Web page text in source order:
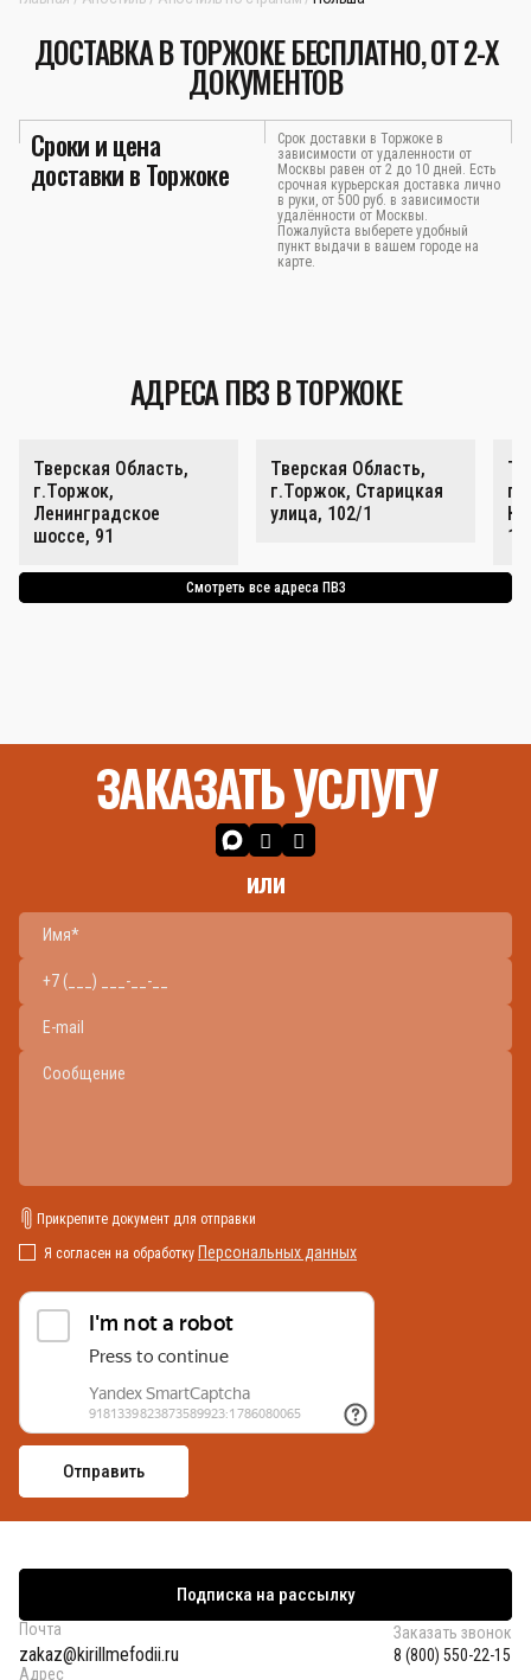
ДОСТАВКА В ТОРЖОКЕ БЕСПЛАТНО, ОТ 2-Х
ДОКУМЕНТОВ
Сроки и цена
доставки в Торжоке
Срок доставки в Торжоке в
зависимости от удаленности от
Москвы равен от 2 до 10 дней. Есть
срочная курьерская доставка лично
в руки, от 500 руб. в зависимости
удалённости от Москвы.
Пожалуйста выберете удобный
пункт выдачи в вашем городе на
карте.
АДРЕСА ПВЗ В ТОРЖОКЕ
Тверская Область,
г.Торжок,
Ленинградское
шоссе, 91
Тверская Область,
г.Торжок, Старицкая
улица, 102/1
14
Смотреть все адреса ПВЗ
ЗАКАЗАТЬ УСЛУГУ
или
Прикрепите документ для отправки
Я согласен на обработку Персональных данных
Подписка на рассылку
Почта
zakaz@kirillmefodii.ru
Заказать звонок
8 (800) 550-22-15
Адрес